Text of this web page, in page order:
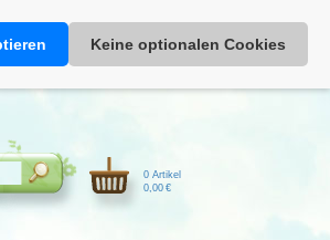
|Kunden-Login|Warenkorb
Keine optionalen Cookies
0 Artikel
0,00 €